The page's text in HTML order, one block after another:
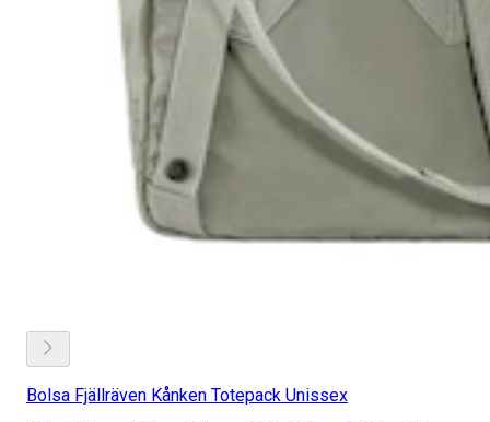
Bolsa Fjällräven Kånken Totepack Unissex